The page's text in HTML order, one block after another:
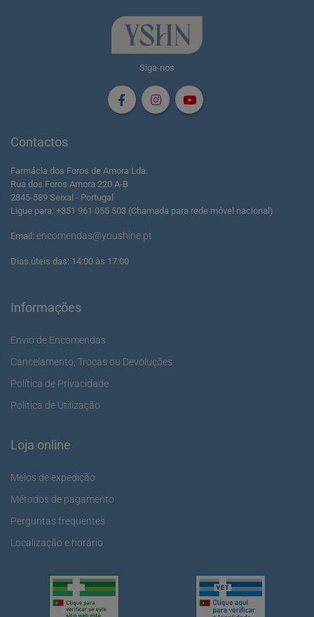
Siga-nos
Contactos
Farmácia dos Foros de Amora Lda.
Rua dos Foros Amora 220 A-B
2845-589 Seixal - Portugal
Ligue para: +351 961 055 503 (Chamada para rede móvel nacional)
Email: encomendas@youshine.pt
Dias úteis das: 14:00 às 17:00
Informações
Envio de Encomendas
Cancelamento, Trocas ou Devoluções
Política de Privacidade
Política de Utilização
Loja online
Meios de expedição
Métodos de pagamento
Perguntas frequentes
Localização e horário